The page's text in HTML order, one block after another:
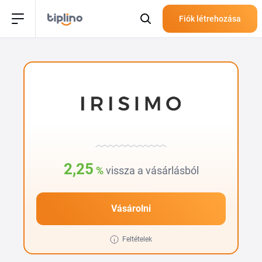
Fiók létrehozása
2,25 % vissza a vásárlásból
Vásárolni
Feltételek